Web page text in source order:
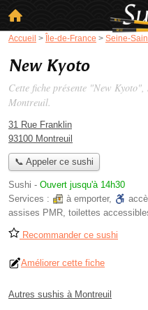
Accueil > Île-de-France > Seine-
New Kyoto
Cette fiche présente "New Kyoto",
Montreuil.
31 Rue Franklin
93100 Montreuil
📞 Appeler ce sushi
Sushi - Ouvert jusqu'à 14h30
Services :
à emporter,
assises PMR, toilettes
Recommander ce sushi
Améliorer cette fiche
Autres sushis à Montreuil